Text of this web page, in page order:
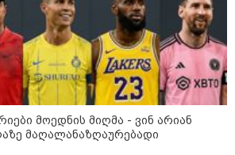
მშობლები სასურველი ზომისა
და მოდელის სასკოლო
ფორმების შეძენას
22:11 / 09-08-2026
წალენჯიხაში, მდინარეში
მამაკაცმა ახალგაზრდა დედა-
შვილის გადარჩენა შეძლო,
მოედნის მიღმა - ვინ არიან
მაღალანაზღაურებადი